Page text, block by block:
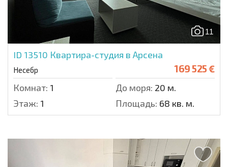
11
ID 13510 Квартира-студия в Арсена
Несебр 169 525 €
Комнат: 1 До моря: 20 м.
Этаж: 1 Площадь: 68 кв. м.